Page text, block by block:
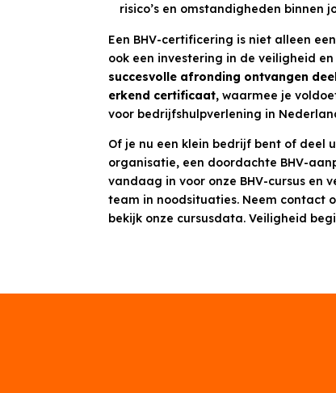
risico’s en omstandigheden binnen
Een BHV-certificering is niet alleen
ook een investering in de veiligheid
succesvolle afronding ontvangen
erkend certificaat, waarmee je
voor bedrijfshulpverlening in
Of je nu een klein bedrijf bent of deel
organisatie, een doordachte BHV-
vandaag in voor onze BHV-cursus en
team in noodsituaties. Neem contact
bekijk onze cursusdata. Veiligheid